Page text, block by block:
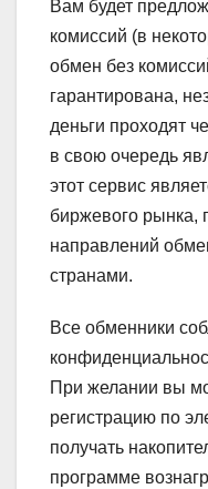
Вам будет
комиссий (в
обмен без
гарантирована,
деньги проходят
в свою очередь
этот сервис
биржевого рынка,
направлений
странами.
Все обменники
При желании вы
регистрацию по
получать
программе